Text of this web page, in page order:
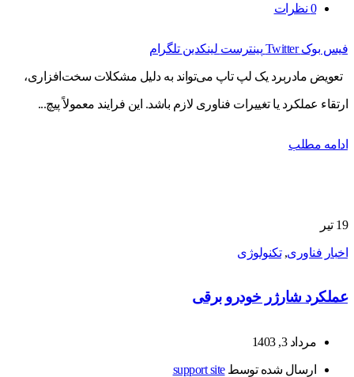
0 نظرات
فیس بوک Twitter پینترست لینکدین تلگرام
تعویض مادربرد یک لپ تاپ می‌تواند به دلیل مشکلات سخت‌افزاری،
ارتقاء عملکرد یا تغییرات فناوری لازم باشد. این فرایند معمولاً پیچ...
ادامه مطلب
19 تیر
اخبار فناوری,تکنولوژی
عملکرد شارژر خودرو برقی
مرداد 3, 1403
ارسال شده توسطsupport site